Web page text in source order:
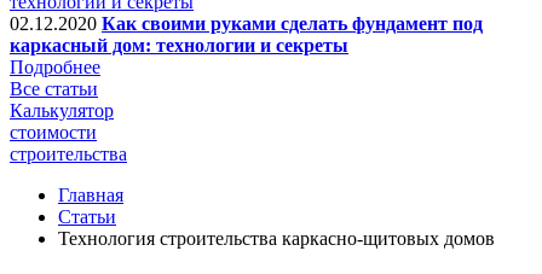
02.12.2020 Как своими руками сделать фундамент под
каркасный дом: технологии и секреты
Подробнее
Все статьи
Калькулятор
стоимости
строительства
Главная
Статьи
Технология строительства каркасно-щитовых домов